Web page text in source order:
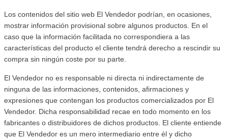
Los contenidos del sitio web El Vendedor podrían, en ocasiones,
mostrar información provisional sobre algunos productos. En el
caso que la información facilitada no correspondiera a las
características del producto el cliente tendrá derecho a rescindir su
compra sin ningún coste por su parte.
El Vendedor no es responsable ni directa ni indirectamente de
ninguna de las informaciones, contenidos, afirmaciones y
expresiones que contengan los productos comercializados por El
Vendedor. Dicha responsabilidad recae en todo momento en los
fabricantes o distribuidores de dichos productos. El cliente entiende
que El Vendedor es un mero intermediario entre él y dicho